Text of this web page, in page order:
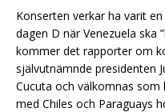
Konserten verkar ha varit
dagen D när Venezuela ska
kommer det rapporter om
självutnämnde presidenten
Cucuta och välkomnas
med Chiles och Paraguays